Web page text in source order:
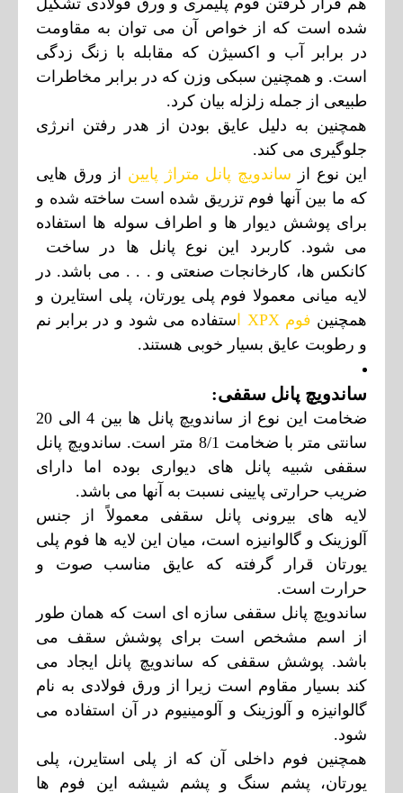
شده است که از خواص آن می توان به مقاومت
در برابر آب و اکسیژن که مقابله با زنگ زدگی
است. و همچنین سبکی وزن که در برابر مخاطرات
طبیعی از جمله زلزله بیان کرد.
همچنین به دلیل عایق بودن از هدر رفتن انرژی
جلوگیری می کند.
این نوع از ساندویچ پانل متراژ پایین از ورق هایی
که ما بین آنها فوم تزریق شده است ساخته شده و
برای پوشش دیوار ها و اطراف سوله ها استفاده
می شود. کاربرد این نوع پانل ها در ساخت
کانکس ها، کارخانجات صنعتی و . . . می باشد. در
لایه میانی معمولا فوم پلی یورتان، پلی استایرن و
همچنین فوم XPX استفاده می شود و در برابر نم
و رطوبت عایق بسیار خوبی هستند.
ساندویچ پانل سقفی:
ضخامت این نوع از ساندویچ پانل ها بین 4 الی 20
سانتی متر با ضخام
ت 8/1 متر است. ساندویچ پانل
سقفی شبیه پانل های دیواری بوده اما دارای
ضریب حرارتی پایینی نسبت به آنها می باشد.
لایه های بیرونی پانل سقفی معمولاً از جنس
آلوزینک و گالوانیزه است، میان این لایه ها فوم پلی
یورتان قرار گرفته که عایق مناسب صوت و
حرارت است.
ساندویچ پانل سقفی سازه ای است که همان طور
از اسم مشخص است برای پوشش سقف می
باشد. پوشش سقفی که ساندویچ پانل ایجاد می
کند بسیار مقاوم است زیرا از ورق فولادی به نام
گالوانیزه و آلوزینک و آلومینیوم در آن استفاده می
شود.
همچنین فوم داخلی آن که از پلی استایرن، پلی
یورتان، پشم سنگ و پشم شیشه این فوم ها